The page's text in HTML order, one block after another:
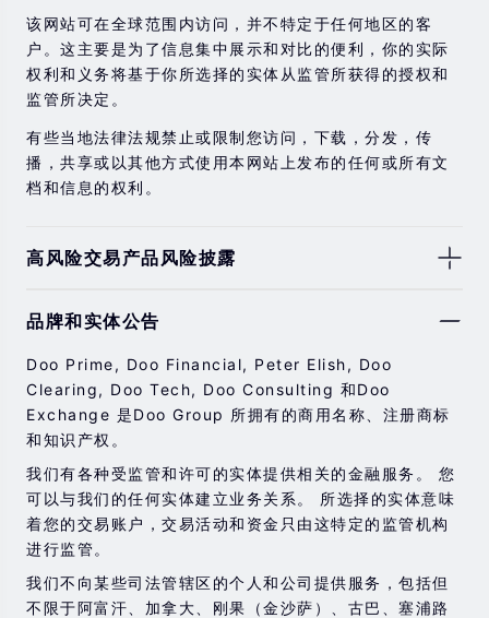
该网站可在全球范围内访问，并不特定于任何地区的客
户。这主要是为了信息集中展示和对比的便利，你的实际
权利和义务将基于你所选择的实体从监管所获得的授权和
监管所决定。
有些当地法律法规禁止或限制您访问，下载，分发，传
播，共享或以其他方式使用本网站上发布的任何或所有文
档和信息的权利。
高风险交易产品风险披露
券，期货，差价合约和其他金融产品交易涉及高风险，可
过去的投资表现并不代表其未来的表现。
在与我们进行任何交易之前，请确保您完全了解使用相应
金融工具进行交易的风险。 如果您不了解此处说明的风
险，则应寻求独立的专业建议。
品牌和实体公告
Doo Prime, Doo Financial, Peter Elish, Doo
Clearing, Doo Tech, Doo Consulting 和Doo
Exchange 是Doo Group 所拥有的商用名称、注册商标
和知识产权。
我们有各种受监管和许可的实体提供相关的金融服务。 您
可以与我们的任何实体建立业务关系。 所选择的实体意味
着您的交易账户，交易活动和资金只由这特定的监管机构
进行监管。
我们不向某些司法管辖区的个人和公司提供服务，包括但
不限于阿富汗、加拿大、刚果（金沙萨）、古巴、塞浦路